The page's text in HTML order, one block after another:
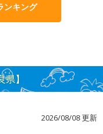
ンキング
】
2026/08/08 更新